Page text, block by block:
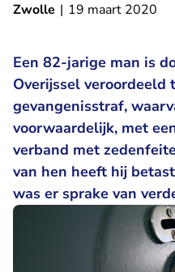
Zwolle | 19 maart 2020
Een 82-jarige man is
Overijssel veroordeeld
gevangenisstraf,
voorwaardelijk, met
verband met
van hen heeft hij
was er sprake van